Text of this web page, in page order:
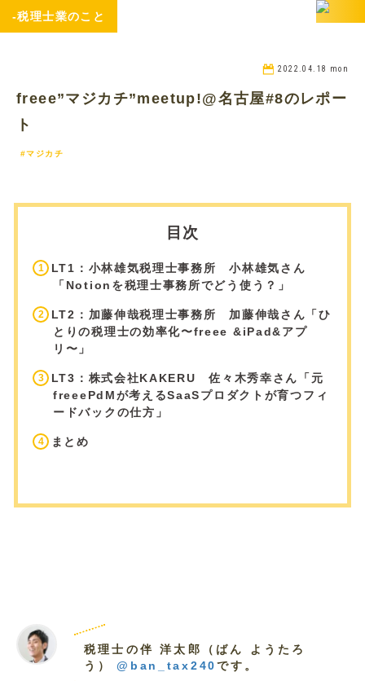
-税理士業のこと
2022.04.18 mon
freee”マジカチ”meetup!@名古屋#8のレポー
ト
#マジカチ
目次
LT1：小林雄気税理士事務所 小林雄気さん
「Notionを税理士事務所でどう使う？」
LT2：加藤伸哉税理士事務所 加藤伸哉さん「ひ
とりの税理士の効率化〜freee &iPad&アプ
リ〜」
LT3：株式会社KAKERU 佐々木秀幸さん「元
freeePdMが考えるSaaSプロダクトが育つフィ
ードバックの仕方」
まとめ
税理士の伴 洋太郎（ばん ようたろ
う）@ban_tax240です。